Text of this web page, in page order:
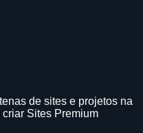
de sites e projetos na
Sites Premium